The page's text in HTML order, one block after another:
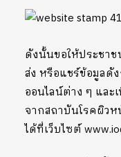
ดังนั้นขอให้ประชาช
ส่ง หรือแชร์ข้อมูลดั
ออนไลน์ต่าง ๆ และ
จากสถาบันโรคผิว
ได้ที่เว็บไซต์